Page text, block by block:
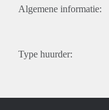
Algemene informatie:
Type huurder: